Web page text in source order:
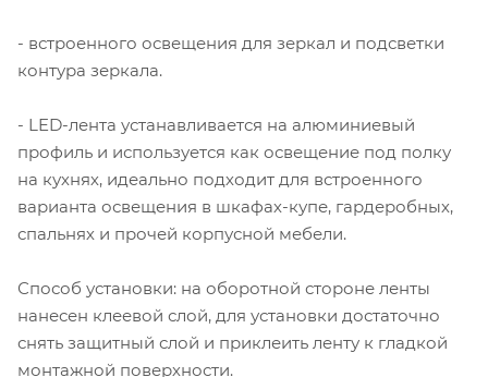
- встроенного освещения для зеркал и подсветки
контура зеркала.
- LED-лента устанавливается на алюминиевый
профиль и используется как освещение под полку
на кухнях, идеально подходит для встроенного
варианта освещения в шкафах-купе, гардеробных,
спальнях и прочей корпусной мебели.
Способ установки: на оборотной стороне ленты
нанесен клеевой слой, для установки достаточно
снять защитный слой и приклеить ленту к гладкой
монтажной поверхности.